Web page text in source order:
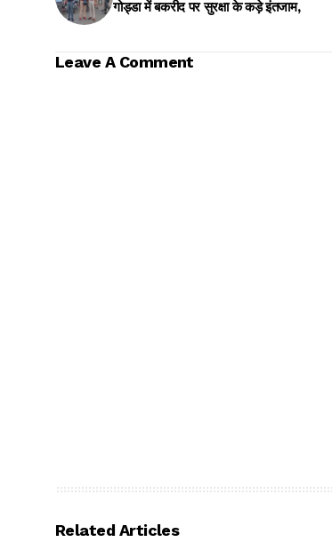
गोड्डा में बकरीद पर सुरक्षा के कड़े इंतजाम,
Leave A Comment
Related Articles